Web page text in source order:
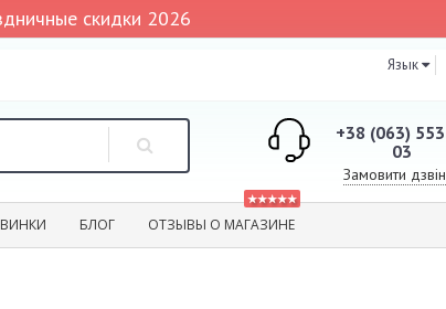
скидки 2026
Язык
+38 (063)
03
Замовити
БЛОГ
★★★★★
ОТЗЫВЫ О МАГАЗИНЕ